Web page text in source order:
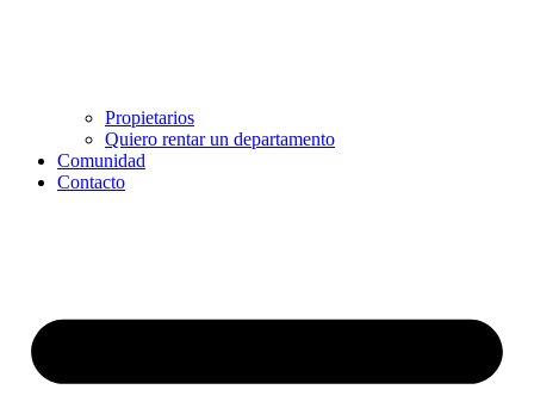
Propietarios
Quiero rentar un departamento
Comunidad
Contacto